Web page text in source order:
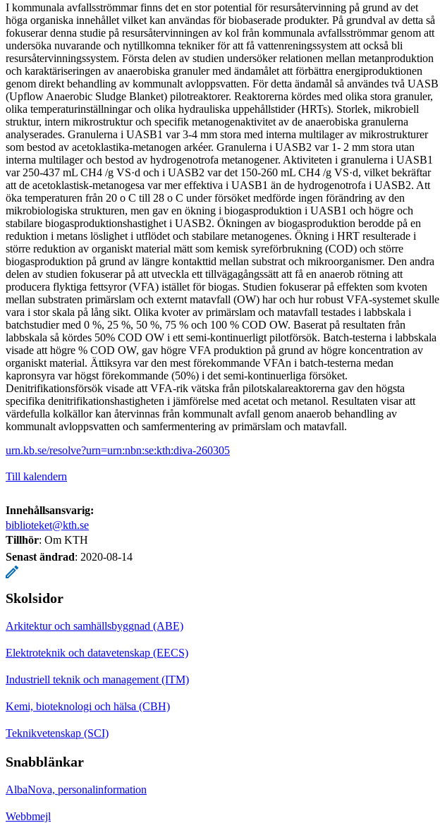
I kommunala avfallsströmmar finns det en stor potential för resursåtervinning på grund av det
höga organiska innehållet vilket kan användas för biobaserade produkter. På grundval av detta så
fokuserar denna studie på resursåtervinningen av kol från kommunala avfallsströmmar genom att
undersöka nuvarande och nytillkomna tekniker för att få vattenreningssystem att också bli
resursåtervinningssystem. Första delen av studien undersöker relationen mellan metanproduktion
och karaktäriseringen av anaerobiska granuler med ändamålet att förbättra energiproduktionen
genom direkt behandling av kommunalt avloppsvatten. För detta ändamål så användes två UASB
(Upflow Anaerobic Sludge Blanket) pilotreaktorer. Reaktorerna kördes med olika stora granuler,
olika temperaturinställningar och olika hydrauliska uppehållstider (HRTs). Storlek, mikrobiell
struktur, intern mikrostruktur och specifik metanogenaktivitet av de anaerobiska granulerna
analyserades. Granulerna i UASB1 var 3-4 mm stora med interna multilager av mikrostrukturer
som bestod av acetoklastika-metanogen arkéer. Granulerna i UASB2 var 1- 2 mm stora utan
interna multilager och bestod av hydrogenotrofa metanogener. Aktiviteten i granulerna i UASB1
var 250-437 mL CH4 /g VS·d och i UASB2 var det 150-260 mL CH4 /g VS·d, vilket bekräftar
att de acetoklastisk-metanogesa var mer effektiva i UASB1 än de hydrogenotrofa i UASB2. Att
öka temperaturen från 20 o C till 28 o C under försöket medförde ingen förändring av den
mikrobiologiska strukturen, men gav en ökning i biogasproduktion i UASB1 och högre och
stabilare biogasproduktionshastighet i UASB2. Ökningen av biogasproduktion berodde på en
reduktion i metans löslighet i utflödet och stabilare metanogenes. Ökning i HRT resulterade i
större reduktion av organiskt material mätt som kemisk syreförbrukning (COD) och större
biogasproduktion på grund av längre kontakttid mellan substrat och mikroorganismer. Den andra
delen av studien fokuserar på att utveckla ett tillvägagångssätt att få en anaerob rötning att
producera flyktiga fettsyror (VFA) istället för biogas. Studien fokuserar på effekten som kvoten
mellan substraten primärslam och externt matavfall (OW) har och hur robust VFA-systemet skulle
vara i stor skala på lång sikt. Olika kvoter av primärslam och matavfall testades i labbskala i
batchstudier med 0 %, 25 %, 50 %, 75 % och 100 % COD OW. Baserat på resultaten från
labbskala så kördes 50% COD OW i ett semi-kontinuerligt pilotförsök. Batch-testerna i labbskala
visade att högre % COD OW, gav högre VFA produktion på grund av högre koncentration av
organiskt material. Ättiksyra var den mest förekommande VFAn i batch-testerna medan
kapronsyra var högst förekommande (50%) i det semi-kontinuerliga försöket.
Denitrifikationsförsök visade att VFA-rik vätska från pilotskalareaktorerna gav den högsta
specifika denitrifikationshastigheten i jämförelse med acetat och metanol. Resultaten visar att
värdefulla kolkällor kan återvinnas från kommunalt avfall genom anaerob behandling av
kommunalt avloppsvatten och samfermentering av primärslam och matavfall.
urn.kb.se/resolve?urn=urn:nbn:se:kth:diva-260305
Till kalendern
Innehållsansvarig:
biblioteket@kth.se
Tillhör: Om KTH
Senast ändrad: 2020-08-14
Skolsidor
Arkitektur och samhällsbyggnad (ABE)
Elektroteknik och datavetenskap (EECS)
Industriell teknik och management (ITM)
Kemi, bioteknologi och hälsa (CBH)
Teknikvetenskap (SCI)
Snabblänkar
AlbaNova, personalinformation
Webbmejl